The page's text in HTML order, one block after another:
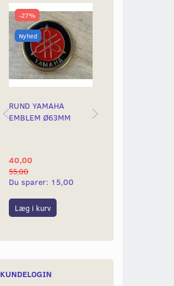
-27%
Nyhed
RUND YAMAHA
EMBLEM Ø63MM
40,00
55,00
Du sparer: 15,00
Læg i kurv
KUNDELOGIN